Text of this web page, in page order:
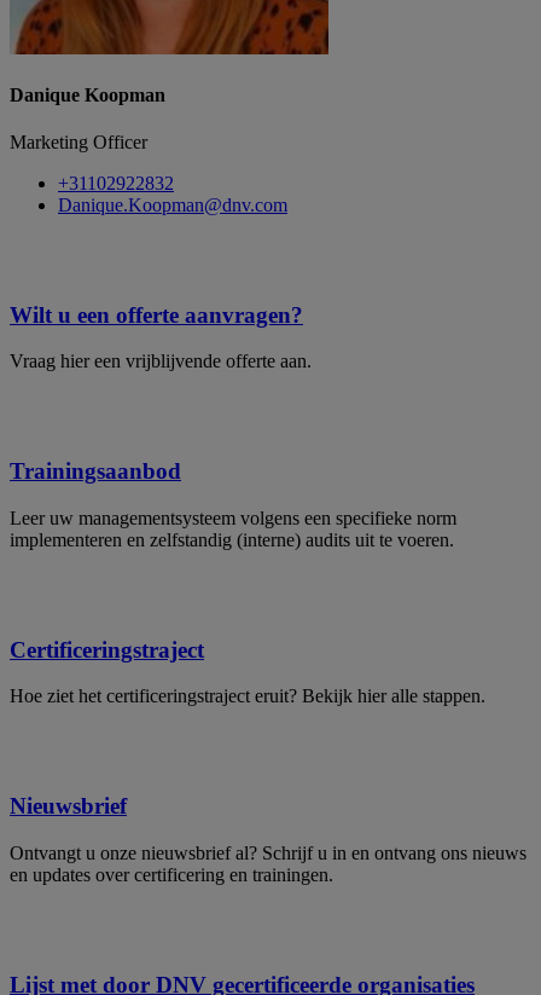
Danique Koopman
Marketing Officer
+31102922832
Danique.Koopman@dnv.com
Wilt u een offerte aanvragen?
Vraag hier een vrijblijvende offerte aan.
Trainingsaanbod
Leer uw managementsysteem volgens een specifieke norm
implementeren en zelfstandig (interne) audits uit te voeren.
Certificeringstraject
Hoe ziet het certificeringstraject eruit? Bekijk hier alle stappen.
Nieuwsbrief
Ontvangt u onze nieuwsbrief al? Schrijf u in en ontvang ons nieuws
en updates over certificering en trainingen.
Lijst met door DNV gecertificeerde organisaties